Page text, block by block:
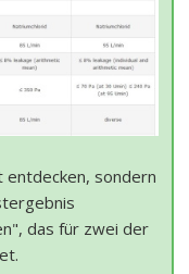
entdecken, sondern
das für zwei der